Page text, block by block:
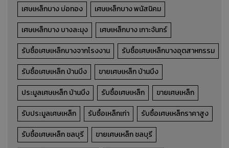
เศษเหล็กบาง
เศษเหล็กบาง บ่อทอง
เศษเหล็กบาง พนัสนิคม
เศษเหล็กบาง บางละมุง
เศษเหล็กบาง เกาะจันทร์
รับซื้อเศษเหล็กบางจากโรงงาน
รับซื้อเศษเหล็กบางอุตสาหกรรม
รับซื้อเศษเหล็ก บ้านบึง
ขายเศษเหล็ก บ้านบึง
ประมูลเศษเหล็ก บ้านบึง
รับซื้อเศษเหล็ก
ขายเศษเหล็ก
รับประมูลเศษเหล็ก
รับซื้อเหล็กเก่า
รับซื้อเศษเหล็กราคาสูง
รับซื้อเศษเหล็ก ชลบุรี
ขายเศษเหล็ก ชลบุรี